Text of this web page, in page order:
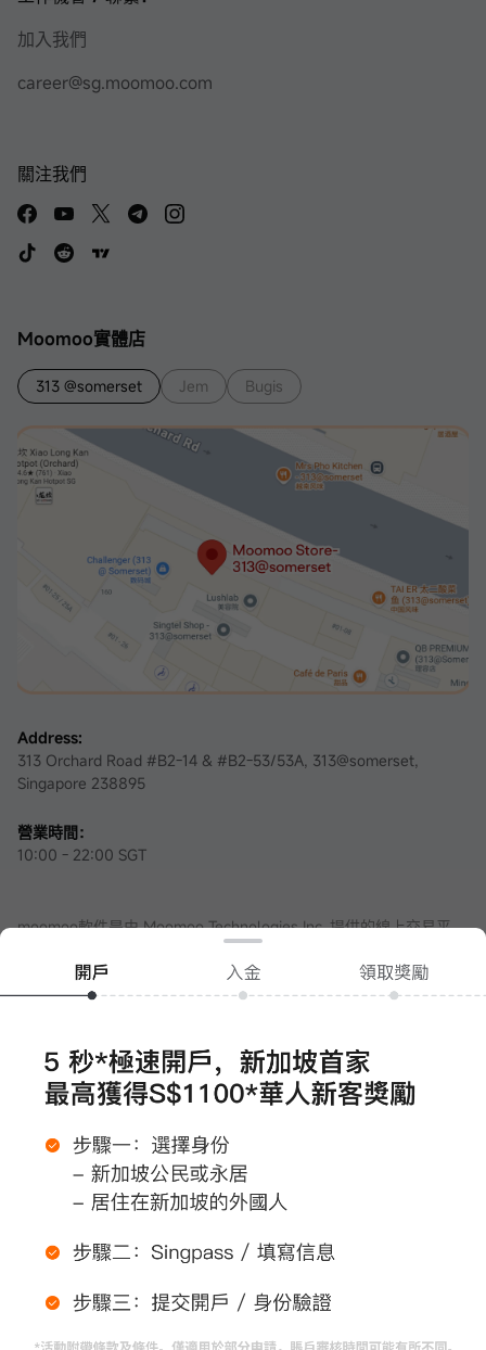
加入我們
career@sg.moomoo.com
關注我們
Moomoo實體店
313 @somerset Jem Bugis
Address:
313 Orchard Road #B2-14 & #B2-53/53A, 313@somerset,
Singapore 238895
營業時間：
10:00 - 22:00 SGT
moomoo軟件是由 Moomoo Technologies Inc. 提供的線上交易平
（認證編號：
）和主要支付機構牌照（認證編號：
PS20200617
）持有者Moomoo Financial Singapore Pte. Ltd.提
本網站不構成Moomoo Financial Singapore Pte. Ltd.向不符合法律
法規和相關要求允許的司法管轄區（例如中國或其他司法管轄區）
問本網站的風險，並且您有責任遵守當地法律。
任何引薦來本頁面的廣告內容，並未被新加坡金融管理局(MAS)審
券（新加坡），郵編 018983
Copyright © 2026 Moomoo Financial Singapore Pte. Ltd. 版權所